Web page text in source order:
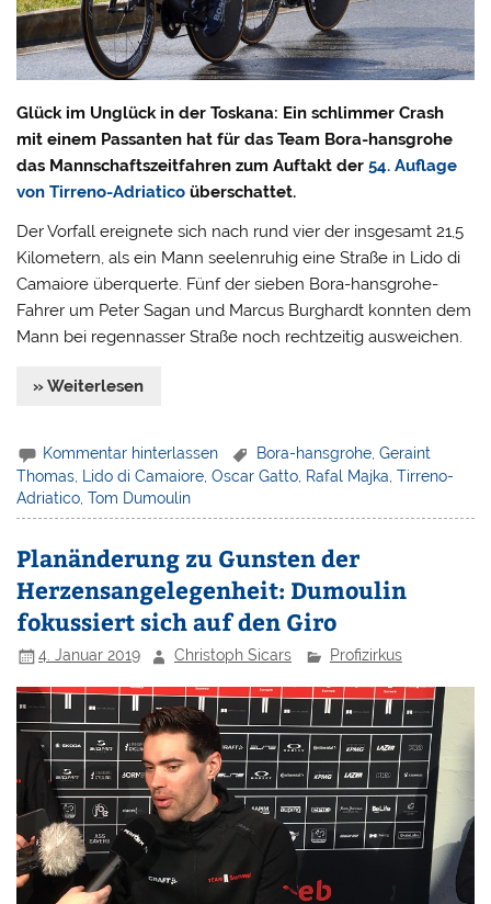
Glück im Unglück in der Toskana: Ein schlimmer Crash
mit einem Passanten hat für das Team Bora-hansgrohe
das Mannschaftszeitfahren zum Auftakt der54. Auflage
von Tirreno-Adriatico überschattet.
Der Vorfall ereignete sich nach rund vier der insgesamt 21,5
Kilometern, als ein Mann seelenruhig eine Straße in Lido di
Camaiore überquerte. Fünf der sieben Bora-hansgrohe-
Fahrer um Peter Sagan und Marcus Burghardt konnten dem
Mann bei regennasser Straße noch rechtzeitig ausweichen.
» Weiterlesen
Kommentar hinterlassen Bora-hansgrohe ,Geraint
Thomas
Lido di Camaiore ,Oscar Gatto Rafal Majka ,Tirreno-
Adriatico ,Tom Dumoulin
Planänderung zu Gunsten der
Herzensangelegenheit: Dumoulin
fokussiert sich auf den Giro
4. Januar 2019 Christoph Sicars Profizirkus